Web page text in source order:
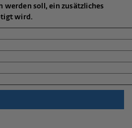
werden soll, ein zusätzliches
wird.